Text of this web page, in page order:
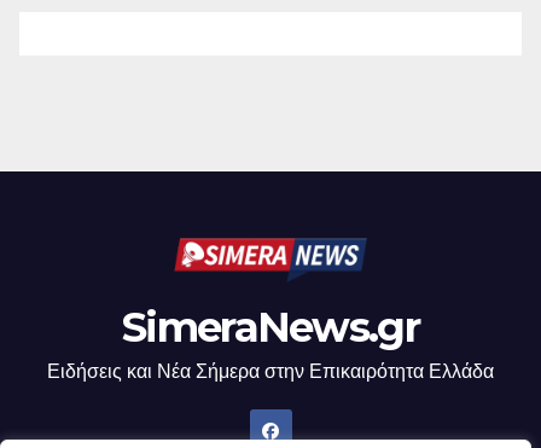
SimeraNews.gr
Ειδήσεις και Νέα Σήμερα στην Επικαιρότητα Ελλάδα